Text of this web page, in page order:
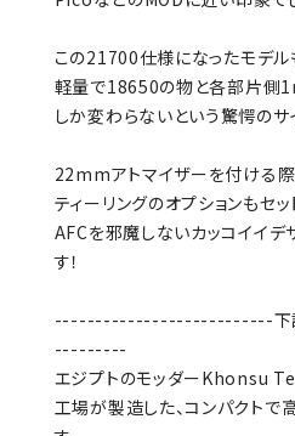
この21700仕様になったモデ
軽量で18650の物と各部片
しか変わらないという驚愕のサ
22mmアトマイザーを付ける際
ティーリングのオプションもセッ
AFCを邪魔しないカッコイイデ
す！
---------------------------下
---------
エジプトのモッダーKhonsu
工場が製造した、コンパクトで